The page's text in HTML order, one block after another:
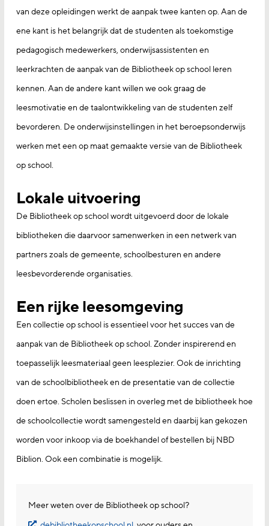
van deze opleidingen werkt de aanpak twee kanten op. Aan de
ene kant is het belangrijk dat de studenten als toekomstige
pedagogisch medewerkers, onderwijsassistenten en
leerkrachten de aanpak van de Bibliotheek op school leren
kennen. Aan de andere kant willen we ook graag de
leesmotivatie en de taalontwikkeling van de studenten zelf
bevorderen. De onderwijsinstellingen in het beroepsonderwijs
werken met een op maat gemaakte versie van de Bibliotheek
op school.
Lokale uitvoering
De Bibliotheek op school wordt uitgevoerd door de lokale
bibliotheken die daarvoor samenwerken in een netwerk van
partners zoals de gemeente, schoolbesturen en andere
leesbevorderende organisaties.
Een rijke leesomgeving
Een collectie op school is essentieel voor het succes van de
aanpak van de Bibliotheek op school. Zonder inspirerend en
toepasselijk leesmateriaal geen leesplezier. Ook de inrichting
van de schoolbibliotheek en de presentatie van de collectie
doen ertoe. Scholen beslissen in overleg met de bibliotheek hoe
de schoolcollectie wordt samengesteld en daarbij kan gekozen
worden voor inkoop via de boekhandel of bestellen bij NBD
Biblion. Ook een combinatie is mogelijk.
Meer weten over de Bibliotheek op school?